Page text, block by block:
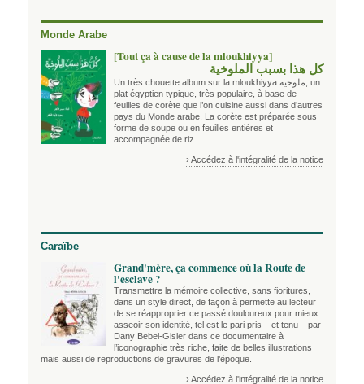
Monde Arabe
[Tout ça à cause de la mloukhiyya]
كل هذا بسبب الملوخية
Un très chouette album sur la mloukhiyya ملوخية, un
plat égyptien typique, très populaire, à base de
feuilles de corète que l’on cuisine aussi dans d’autres
pays du Monde arabe. La corète est préparée sous
forme de soupe ou en feuilles entières et
accompagnée de riz.
› Accédez à l'intégralité de la notice
Caraïbe
Grand'mère, ça commence où la Route de
l'esclave ?
Transmettre la mémoire collective, sans fioritures,
dans un style direct, de façon à permette au lecteur
de se réapproprier ce passé douloureux pour mieux
asseoir son identité, tel est le pari pris – et tenu – par
Dany Bebel-Gisler dans ce documentaire à
l’iconographie très riche, faite de belles illustrations
mais aussi de reproductions de gravures de l’époque.
› Accédez à l'intégralité de la notice